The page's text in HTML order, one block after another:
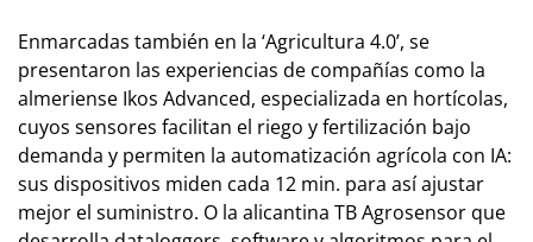
Enmarcadas también en la ‘Agricultura 4.0’, se
presentaron las experiencias de compañías como la
almeriense Ikos Advanced, especializada en hortícolas,
cuyos sensores facilitan el riego y fertilización bajo
demanda y permiten la au­tomatización agrícola con IA:
sus dispositivos miden cada 12 min. para así ajustar
mejor el suministro. O la alicantina TB Agrosensor que